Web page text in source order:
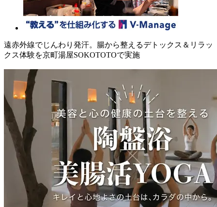
遠赤外線でじんわり発汗。腸から整えるデトックス＆リラッ
クス体験を京町湯屋SOKOTOTOで実施